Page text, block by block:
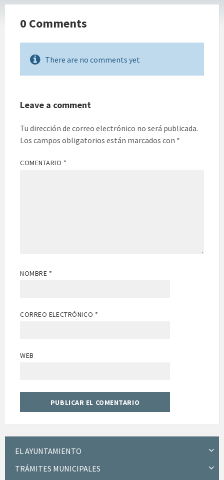
0 Comments
There are no comments yet
Leave a comment
Tu dirección de correo electrónico no será publicada.
Los campos obligatorios están marcados con *
COMENTARIO *
NOMBRE *
CORREO ELECTRÓNICO *
WEB
EL AYUNTAMIENTO
TRÁMITES MUNICIPALES